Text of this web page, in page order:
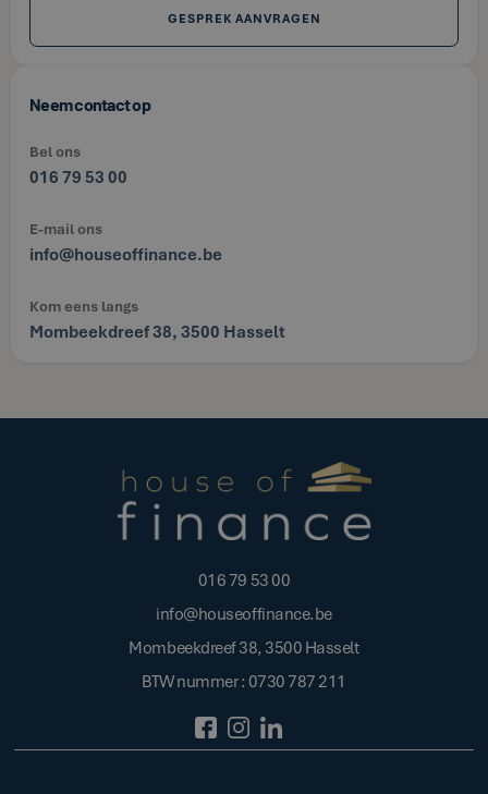
GESPREK AANVRAGEN
Neem contact op
Bel ons
016 79 53 00
E-mail ons
info@houseoffinance.be
Kom eens langs
Mombeekdreef 38, 3500 Hasselt
016 79 53 00
info@houseoffinance.be
Mombeekdreef 38, 3500 Hasselt
BTW nummer : 0730 787 211